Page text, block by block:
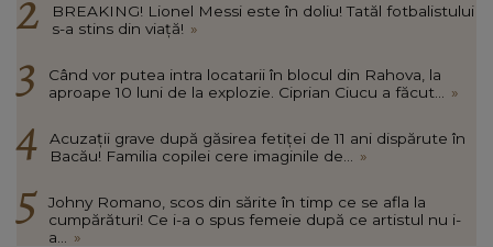
BREAKING! Lionel Messi este în doliu! Tatăl fotbalistului
s-a stins din viață! »
Când vor putea intra locatarii în blocul din Rahova, la
aproape 10 luni de la explozie. Ciprian Ciucu a făcut...
»
Acuzații grave după găsirea fetiței de 11 ani dispărute în
Bacău! Familia copilei cere imaginile de...
»
Johny Romano, scos din sărite în timp ce se afla la
cumpărături! Ce i-a o spus femeie după ce artistul nu i-
a...
»